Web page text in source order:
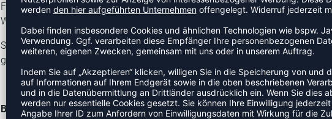
Für unsere Kunden aus der Schweiz legen wir ein Retourenlabel bei, das für
Wir ziehen die
Solltet Ihr das Rücksendelabel verloren haben oder keines im Paket gelegen
gerne ein neues Label zur Verfügung.
Besonderheiten zum Rechnungskauf über den Zahlungsdienstleister